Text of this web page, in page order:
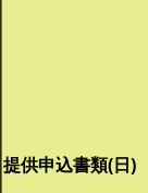
提供申込書類(日)